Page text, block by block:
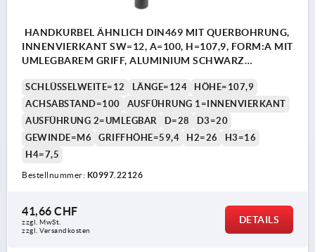
HANDKURBEL ÄHNLICH DIN469 MIT QUERBOHRUNG,
INNENVIERKANT SW=12, A=100, H=107,9, FORM:A MIT
UMLEGBAREM GRIFF, ALUMINIUM SCHWARZ
SCHWARZGRAU RAL7021
SCHLÜSSELWEITE=12 LÄNGE=124
HÖHE=107,9
ACHSABSTAND=100
AUSFÜHRUNG 1=INNENVIERKANT
AUSFÜHRUNG 2=UMLEGBAR
D=28
D3=20
GEWINDE=M6
GRIFFHÖHE=59,4 H2=26
H3=16
H4=7,5
Bestellnummer: K0997.22126
41,66 CHF
zzgl. MwSt.
zzgl. Versandkosten
DETAILS